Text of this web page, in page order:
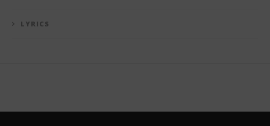
LYRICS